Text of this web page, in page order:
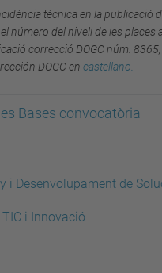
tècnica en la publicació
número del nivell de les places
correcció DOGC núm.
DOGC en castellano.
Bases convocatòria
i Desenvolupament de
i Innovació